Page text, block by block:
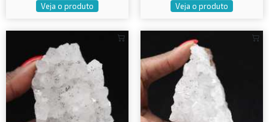
Veja o produto Veja o produto